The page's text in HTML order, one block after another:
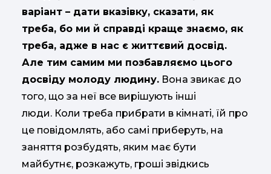
варіант – дати вказівку, сказати, як
треба, бо ми й справді краще знаємо, як
треба, адже в нас є життєвий досвід.
Але тим самим ми позбавляємо цього
досвіду молоду людину. Вона звикає до
того, що за неї все вирішують інші
люди. Коли треба прибрати в кімнаті, їй про
це повідомлять, або самі приберуть, на
заняття розбудять, яким має бути
майбутнє, розкажуть, гроші звідкись